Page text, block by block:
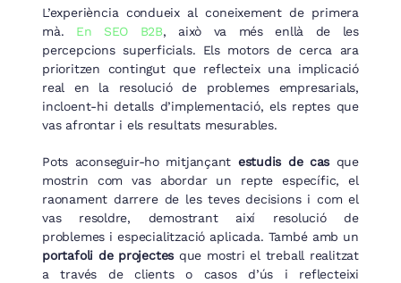
L’experiència condueix al coneixement de primera
mà. En SEO B2B, això va més enllà de les
percepcions superficials. Els motors de cerca ara
prioritzen contingut que reflecteix una implicació
real en la resolució de problemes empresarials,
incloent-hi detalls d’implementació, els reptes que
vas afrontar i els resultats mesurables.
Pots aconseguir-ho mitjançant estudis de casque
mostrin com vas abordar un repte específic, el
raonament darrere de les teves decisions i com el
vas resoldre, demostrant així resolució de
problemes i especialització aplicada. També amb un
portafoli de projectesque mostri el treball realitzat
a través de clients o casos d’ús i reflecteixi